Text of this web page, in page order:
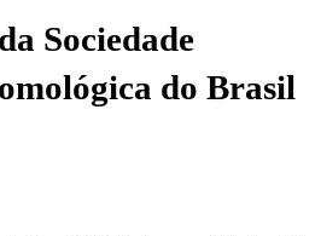
Sociedade
do Brasil